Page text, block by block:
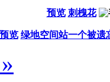
预览 刺槐花
预览 绿地空间站一个被遗